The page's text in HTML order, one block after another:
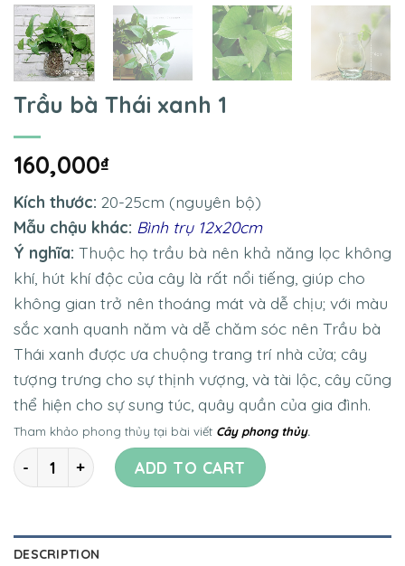
Trầu bà Thái xanh 1
160,000₫
Kích thước: 20-25cm (nguyên bộ)
Mẫu chậu khác: Bình trụ 12x20cm
Ý nghĩa: Thuộc họ trầu bà nên khả năng lọc không
khí, hút khí độc của cây là rất nổi tiếng, giúp cho
không gian trở nên thoáng mát và dễ chịu; với màu
sắc xanh quanh năm và dễ chăm sóc nên Trầu bà
Thái xanh được ưa chuộng trang trí nhà cửa; cây
tượng trưng cho sự thịnh vượng, và tài lộc, cây cũng
thể hiện cho sự sung túc, quây quần của gia đình.
Tham khảo phong thủy tại bài viết Cây phong thủy.
Quantity ADD TO CART
DESCRIPTION